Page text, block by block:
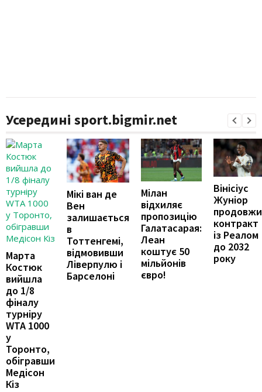
Усередині sport.bigmir.net
Марта
Костюк
вийшла
до 1/8
фіналу
турніру
WTA 1000
у
Торонто,
обігравши
Медісон
Кіз
Мікі ван де
Вен
залишається
в
Тоттенгемі,
відмовивши
Ліверпулю і
Барселоні
Мілан
відхиляє
пропозицію
Галатасарая:
Леан
коштує 50
мільйонів
євро!
Вінісіус
Жуніор
контракт
із Реалом
до 2032
року